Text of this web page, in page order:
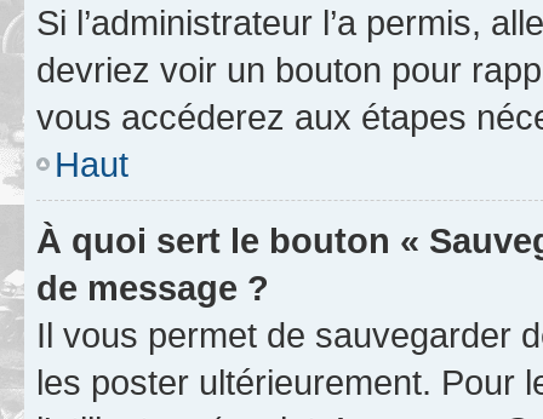
Si l’administrateur l’a permis,
devriez voir un bouton pour
vous accéderez aux étapes
Haut
À quoi sert le bouton «
de message ?
Il vous permet de sauvegarder
les poster ultérieurement. Pour